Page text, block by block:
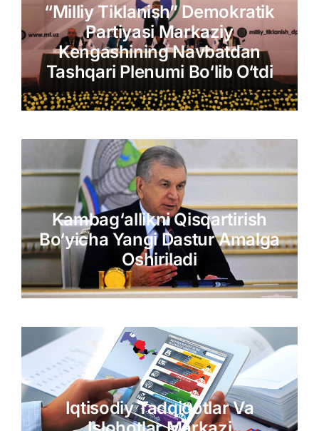
“Milliy Tiklanish” Demokratik
Partiyasi Markaziy
Kengashining Navbatdan
Tashqari Plenumi Bo‘lib O‘tdi
Kambag‘allikni Qisqartirish
Bo‘yicha Yangi Dastur Amalga
Oshiriladi
Iqtisodiy Tadqiqotlar Va